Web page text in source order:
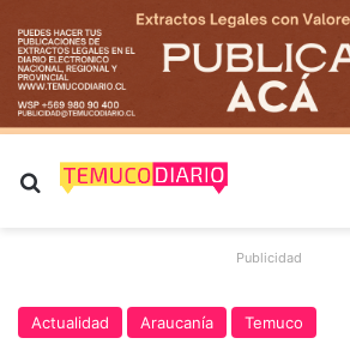
Buscar por
Publicidad
Actualidad Araucanía Temuco